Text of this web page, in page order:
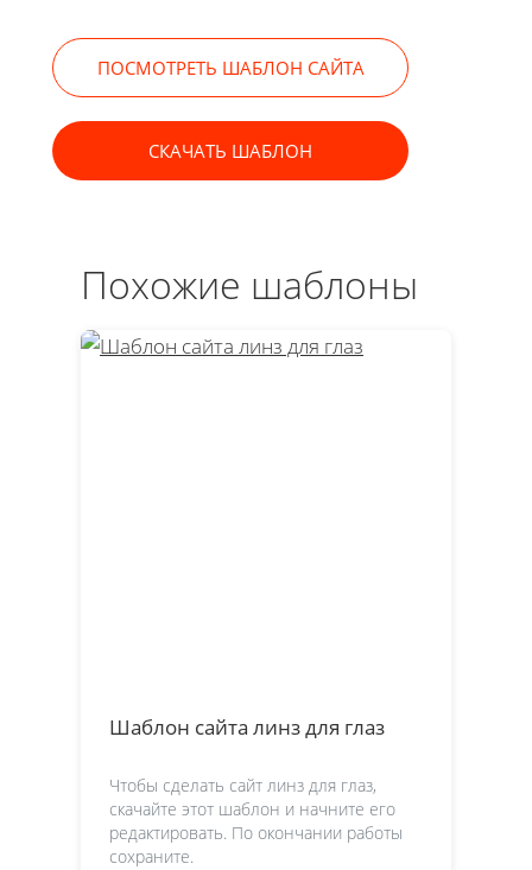
ПОСМОТРЕТЬ ШАБЛОН САЙТА
СКАЧАТЬ ШАБЛОН
Похожие шаблоны
Шаблон сайта линз для глаз
Чтобы сделать сайт линз для глаз,
скачайте этот шаблон и начните его
редактировать. По окончании работы
сохраните.